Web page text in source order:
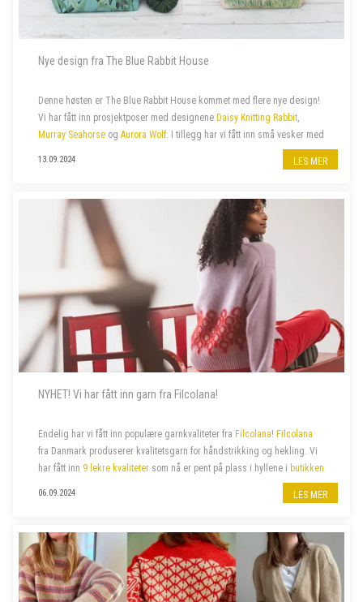
Nye design fra The Blue Rabbit House
Denne høsten er The Blue Rabbit House kommet med flere nye design!
Vi har fått inn prosjektposer med designene Daisy Knitting Rabbit,
Murray Seahorse og Aurora Wolf. I tillegg har vi fått inn små vesker med
13.09.2024 LES MER
NYHET! Vi har fått inn garn fra Filcolana!
Endelig har vi fått inn populære garnkvaliteter fra Filcolana! Filcolana
fra Danmark produserer kvalitetsgarn for håndstrikking og hekling. Vi
har fått inn 9 lekre kvaliteter som nå er pent på plass i hyllene i butikken
06.09.2024 LES MER